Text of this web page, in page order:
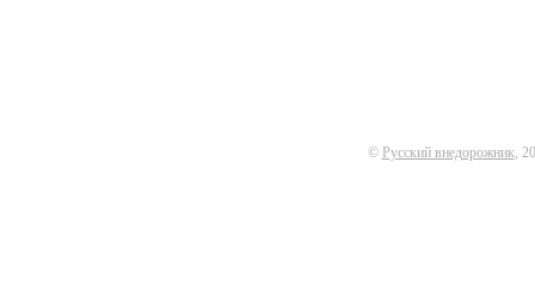
© Русский внедорожник,